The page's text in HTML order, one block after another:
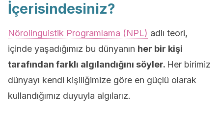
İçerisindesiniz?
Nörolinguistik Programlama (NPL) adlı teori,
içinde yaşadığımız bu dünyanın her bir kişi
tarafından farklı algılandığını söyler. Her birimiz
dünyayı kendi kişiliğimize göre en güçlü olarak
kullandığımız duyuyla algılarız.